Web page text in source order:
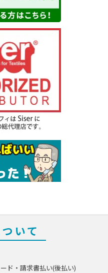
いて
ド・請求書払い(後払い)